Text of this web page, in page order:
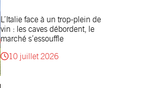
L’Italie face à un trop-plein de
vin : les caves débordent, le
marché s’essouffle
10 juillet 2026